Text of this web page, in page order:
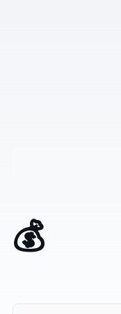
💰 Generador de E-mails de Facturación